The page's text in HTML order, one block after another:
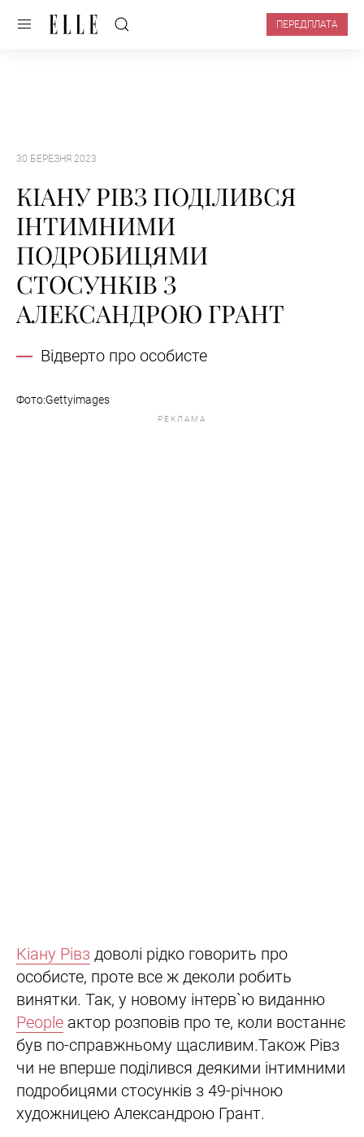
ПЕРЕДПЛАТА
30 БЕРЕЗНЯ 2023
КІАНУ РІВЗ ПОДІЛИВСЯ
ІНТИМНИМИ
ПОДРОБИЦЯМИ
СТОСУНКІВ З
АЛЕКСАНДРОЮ ГРАНТ
Відверто про особисте
Фото:Gettyimages
РЕКЛАМА
Кіану Рівз доволі рідко говорить про
особисте, проте все ж деколи робить
винятки. Так, у новому інтерв`ю виданню
People актор розповів про те, коли востаннє
був по-справжньому щасливим.Також Рівз
чи не вперше поділився деякими інтимними
подробицями стосунків з 49-річною
художницею Александрою Грант.